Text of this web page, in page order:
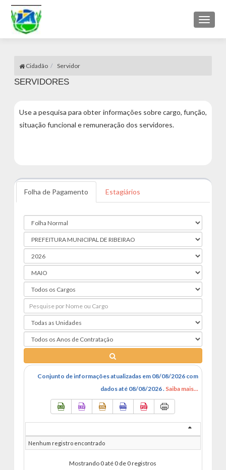
Toggle
Cidadão Servidor
SERVIDORES
Use a pesquisa para obter informações sobre cargo, função,
situação funcional e remuneração dos servidores.
Folha de Pagamento Estagiários
Conjunto de informações atualizadas em 08/08/2026 com
dados até 08/08/2026 . Saiba mais...
Nenhum registro encontrado
Mostrando 0 até 0 de 0 registros